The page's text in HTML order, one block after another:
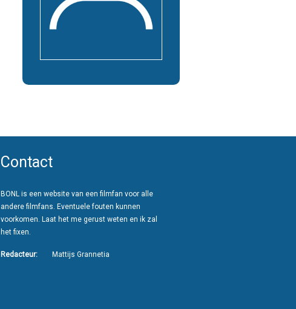
Contact
BONL is een website van een filmfan voor alle
andere filmfans. Eventuele fouten kunnen
voorkomen. Laat het me gerust weten en ik zal
het fixen.
Redacteur: Mattijs Grannetia